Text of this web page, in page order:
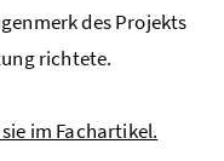
des Projekts
richtete.
im Fachartikel.